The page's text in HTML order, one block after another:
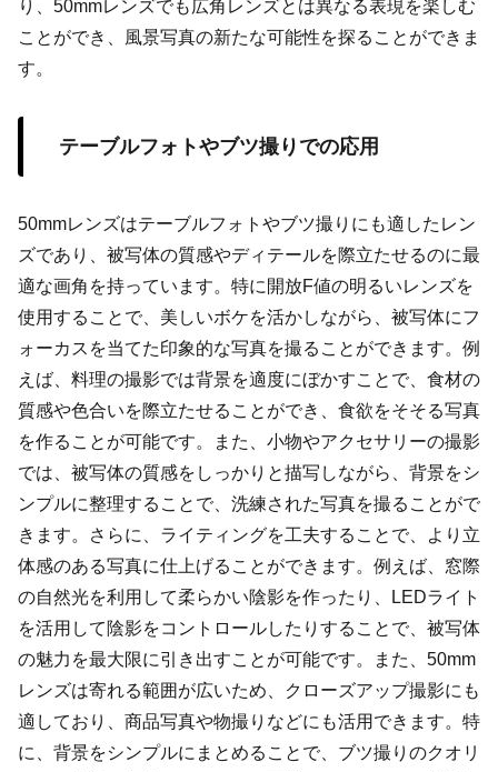
り、50mmレンズでも広角レンズとは異なる表現を楽しむ
ことができ、風景写真の新たな可能性を探ることができま
す。
テーブルフォトやブツ撮りでの応用
50mmレンズはテーブルフォトやブツ撮りにも適したレン
ズであり、被写体の質感やディテールを際立たせるのに最
適な画角を持っています。特に開放F値の明るいレンズを
使用することで、美しいボケを活かしながら、被写体にフ
ォーカスを当てた印象的な写真を撮ることができます。例
えば、料理の撮影では背景を適度にぼかすことで、食材の
質感や色合いを際立たせることができ、食欲をそそる写真
を作ることが可能です。また、小物やアクセサリーの撮影
では、被写体の質感をしっかりと描写しながら、背景をシ
ンプルに整理することで、洗練された写真を撮ることがで
きます。さらに、ライティングを工夫することで、より立
体感のある写真に仕上げることができます。例えば、窓際
の自然光を利用して柔らかい陰影を作ったり、LEDライト
を活用して陰影をコントロールしたりすることで、被写体
の魅力を最大限に引き出すことが可能です。また、50mm
レンズは寄れる範囲が広いため、クローズアップ撮影にも
適しており、商品写真や物撮りなどにも活用できます。特
に、背景をシンプルにまとめることで、ブツ撮りのクオリ